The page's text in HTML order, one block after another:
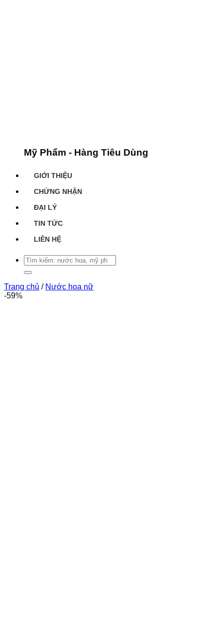
Mỹ Phẩm - Hàng Tiêu Dùng
GIỚI THIỆU
CHỨNG NHẬN
ĐẠI LÝ
TIN TỨC
LIÊN HỆ
Tìm
kiếm:
Trang chủ / Nước hoa nữ
-59%